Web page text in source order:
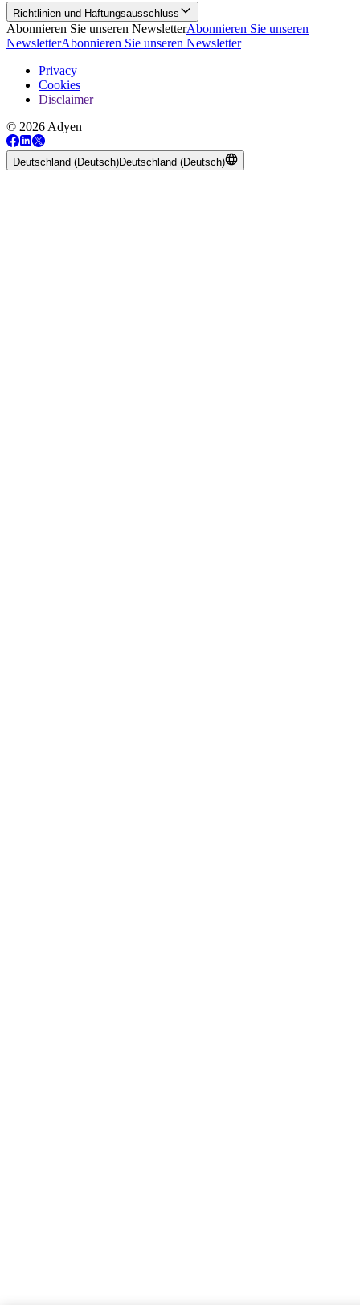
Richtlinien und Haftungsausschluss
Abonnieren Sie unseren NewsletterAbonnieren Sie unseren
NewsletterAbonnieren Sie unseren Newsletter
Privacy
Cookies
Disclaimer
© 2026 Adyen
Deutschland (Deutsch)Deutschland (Deutsch)